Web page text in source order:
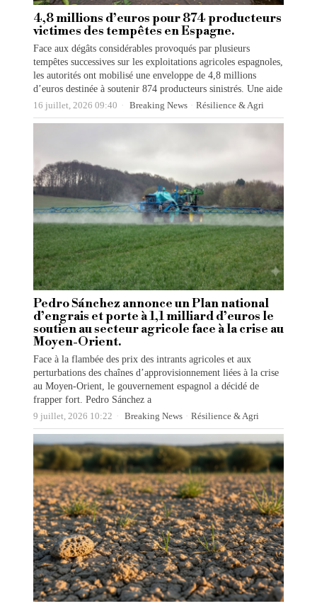
4,8 millions d’euros pour 874 producteurs
victimes des tempêtes en Espagne.
Face aux dégâts considérables provoqués par plusieurs
tempêtes successives sur les exploitations agricoles espagnoles,
les autorités ont mobilisé une enveloppe de 4,8 millions
d’euros destinée à soutenir 874 producteurs sinistrés. Une aide
16 juillet, 2026 09:40 Breaking News · Résilience & Agri
Pedro Sánchez annonce un Plan national
d’engrais et porte à 1,1 milliard d’euros le
soutien au secteur agricole face à la crise au
Moyen-Orient.
Face à la flambée des prix des intrants agricoles et aux
perturbations des chaînes d’approvisionnement liées à la crise
au Moyen-Orient, le gouvernement espagnol a décidé de
frapper fort. Pedro Sánchez a
9 juillet, 2026 10:22 Breaking News · Résilience & Agri